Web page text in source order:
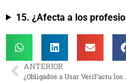
15. ¿Afecta a los
ANTERIOR